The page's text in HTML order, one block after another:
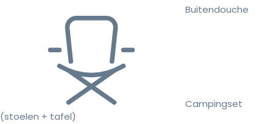
Buitendouche
Campingset
(stoelen + tafel)